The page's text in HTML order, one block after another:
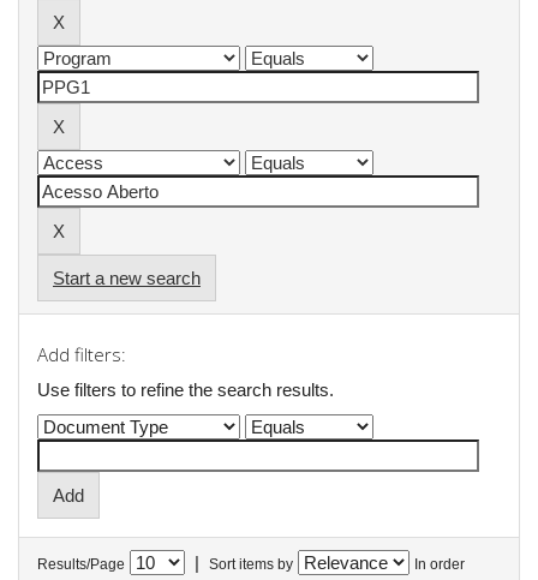
Start a new search
Add filters:
Use filters to refine the search results.
Results/Page | Sort items by In order